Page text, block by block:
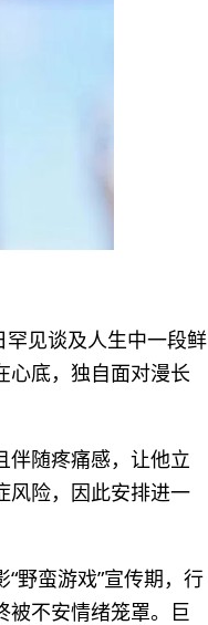
见谈及人生中一段鲜
心底，独自面对漫长
伴随疼痛感，让他立
风险，因此安排进一
野蛮游戏”宣传期，行
被不安情绪笼罩。巨